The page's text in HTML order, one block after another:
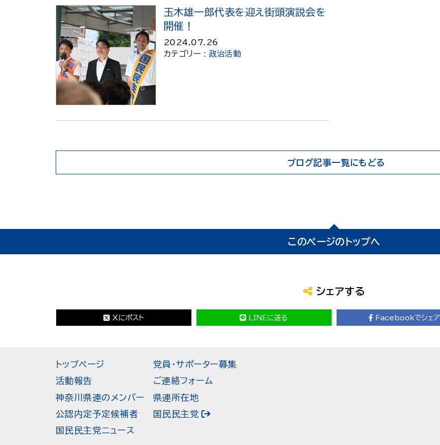
玉木雄一郎代表を迎え街頭演説会を
開催！
2024.07.26
カテゴリー : 政治活動
ブログ記事一覧にもどる
このページのトップへ
シェアする
Xにポスト LINEに送る Facebookでシェア
トップページ
活動報告
神奈川県連のメンバー
公認内定予定候補者
国民民主党ニュース
党員・サポーター募集
ご連絡フォーム
県連所在地
国民民主党